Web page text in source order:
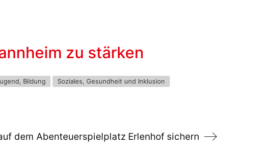
zu stärken
Bildung Soziales, Gesundheit und Inklusion
dem Abenteuerspielplatz Erlenhof sichern